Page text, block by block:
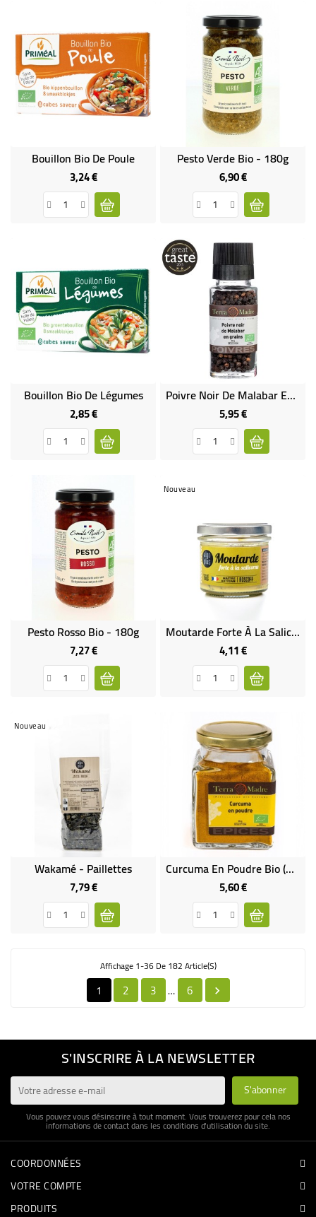
Bouillon Bio De Poule
3,24 €Prix
Pesto Verde Bio - 180g
6,90 €Prix
Bouillon Bio De Légumes
2,85 €Prix
Poivre Noir De Malabar En GRAINS Bio
5,95 €Prix
Pesto Rosso Bio - 180g
7,27 €Prix
Nouveau
Moutarde Forte À La Salicorne
4,11 €Prix
Nouveau
Wakamé - Paillettes
7,79 €Prix
Curcuma En Poudre Bio (gros Pot)
5,60 €Prix
Affichage 1-36 De 182 Article(s)
1 2 3 … 6 
S'INSCRIRE À LA NEWSLETTER
Vous pouvez vous désinscrire à tout moment. Vous trouverez pour cela nos
informations de contact dans les conditions d'utilisation du site.
COORDONNÉES
VOTRE COMPTE
PRODUITS